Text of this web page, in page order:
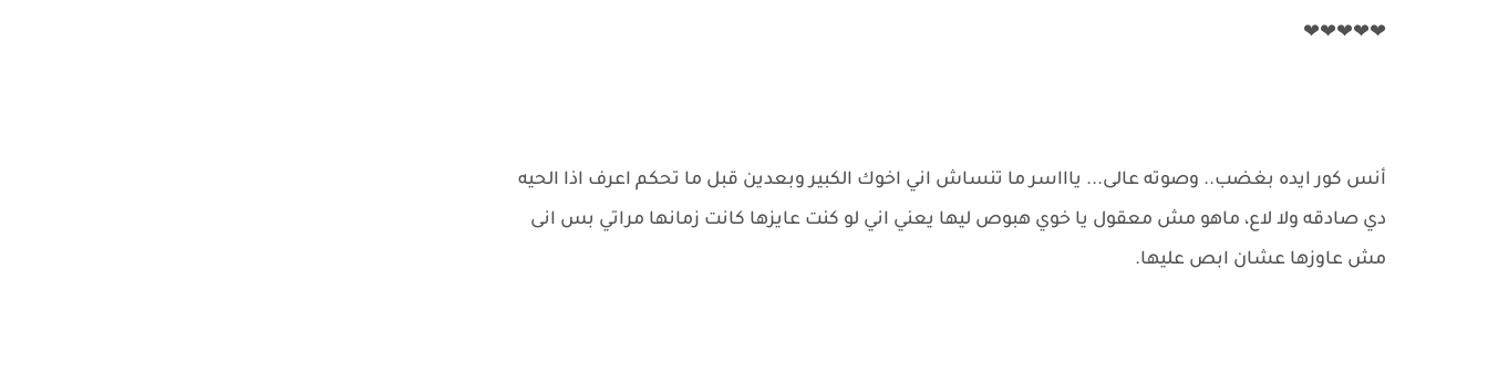
❤❤❤❤❤
أنس كور ايده بغضب.. وصوته عالى... ياااسر ما تنساش اني اخوك الكبير وبعدين قبل ما تحكم اعرف اذا الحيه
دي صادقه ولا لاع، ماهو مش معقول يا خوي هبوص ليها يعني اني لو كنت عايزها كانت زمانها مراتي بس انى
مش عاوزها عشان ابص عليها.